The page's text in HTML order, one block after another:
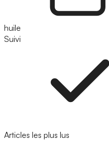
huile
Suivi
Articles les plus lus